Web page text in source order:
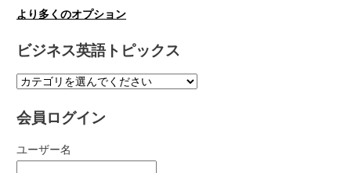
より多くのオプション
ビジネス英語トピックス
会員ログイン
ユーザー名